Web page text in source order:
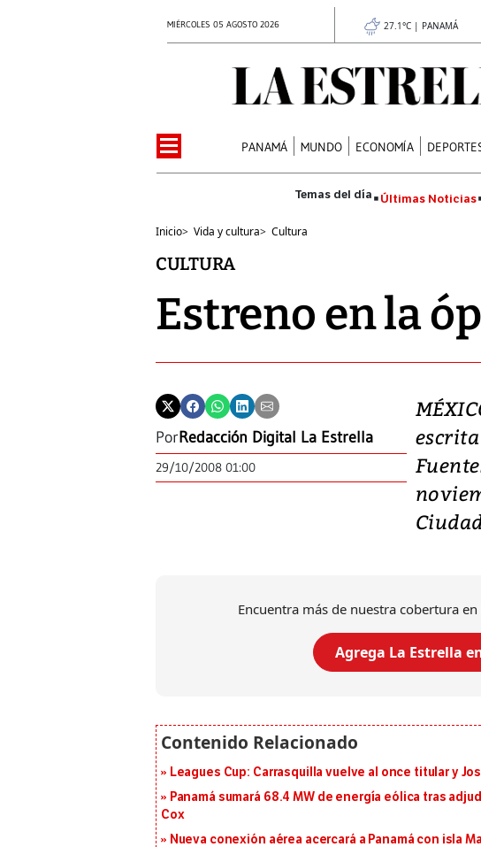
MIÉRCOLES 05 AGOSTO 2026 27.1°C | PANAMÁ
PANAMÁ MUNDO ECONOMÍA
Últimas Noticias
Inicio> Vida y cultura> Cultura
CULTURA
Estreno en la
PorRedacción Digital La Estrella
29/10/2008 01:00
Encuentra más de nuestra cobertura
Agrega La Estrella
Leagues Cup: Carrasquilla vuelve al once titular y
Panamá sumará 68.4 MW de energía eólica tras
Cox
Nueva conexión aérea acercará a Panamá con isla